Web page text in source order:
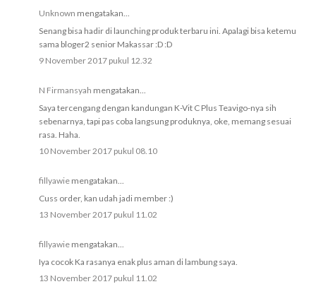
Unknown mengatakan...
Senang bisa hadir di launching produk terbaru ini. Apalagi bisa ketemu
sama bloger2 senior Makassar :D :D
9 November 2017 pukul 12.32
N Firmansyah mengatakan...
Saya tercengang dengan kandungan K-Vit C Plus Teavigo-nya sih
sebenarnya, tapi pas coba langsung produknya, oke, memang sesuai
rasa. Haha.
10 November 2017 pukul 08.10
fillyawie mengatakan...
Cuss order, kan udah jadi member :)
13 November 2017 pukul 11.02
fillyawie mengatakan...
Iya cocok Ka rasanya enak plus aman di lambung saya.
13 November 2017 pukul 11.02